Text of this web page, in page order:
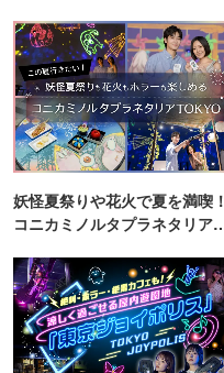
妖怪夏祭りや花火で夏を満喫！
コニカミノルタプラネタリア